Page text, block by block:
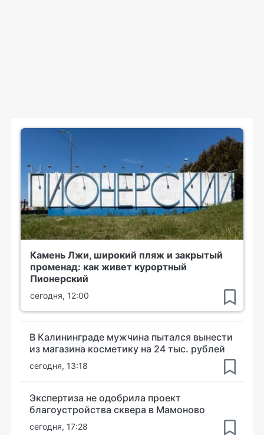
Камень Лжи, широкий пляж и закрытый
променад: как живет курортный
Пионерский
сегодня, 12:00
В Калининграде мужчина пытался вынести
из магазина косметику на 24 тыс. рублей
сегодня, 13:18
Экспертиза не одобрила проект
благоустройства сквера в Мамоново
сегодня, 17:28